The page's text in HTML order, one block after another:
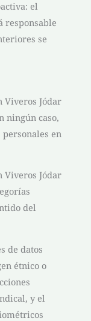
el
responsable
se
Viveros Jódar
ningún caso,
en
Viveros Jódar
del
de datos
étnico o
y el